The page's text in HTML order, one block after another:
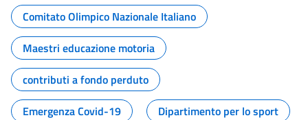
Comitato Olimpico Nazionale Italiano
Maestri educazione motoria
contributi a fondo perduto
Emergenza Covid-19
Dipartimento per lo sport